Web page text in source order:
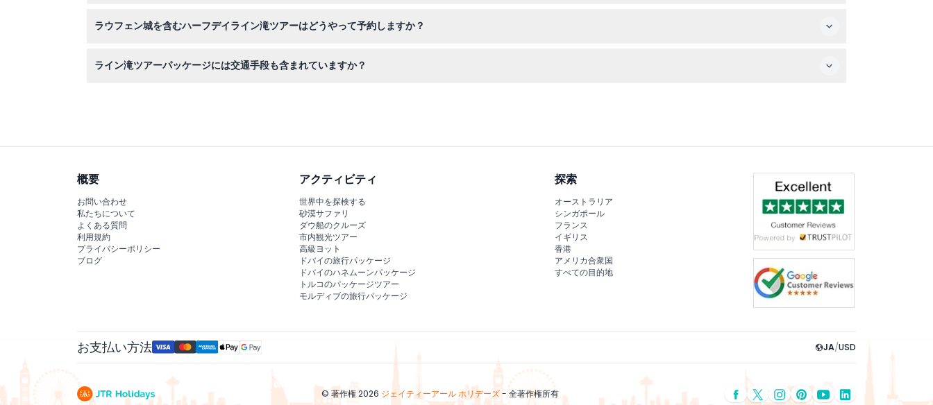
ラウフェン城を含むハーフデイライン滝ツアーはどうやって予約しますか？
ライン滝ツアーパッケージには交通手段も含まれていますか？
概要
お問い合わせ
私たちについて
よくある質問
利用規約
プライバシーポリシー
ブログ
アクティビティ
世界中を探検する
砂漠サファリ
ダウ船のクルーズ
市内観光ツアー
高級ヨット
ドバイの旅行パッケージ
ドバイのハネムーンパッケージ
トルコのパッケージツアー
モルディブの旅行パッケージ
探索
オーストラリア
シンガポール
フランス
イギリス
香港
アメリカ合衆国
すべての目的地
お支払い方法 JA/USD
© 著作権 2026 ジェイティーアール ホリデーズ- 全著作権所有